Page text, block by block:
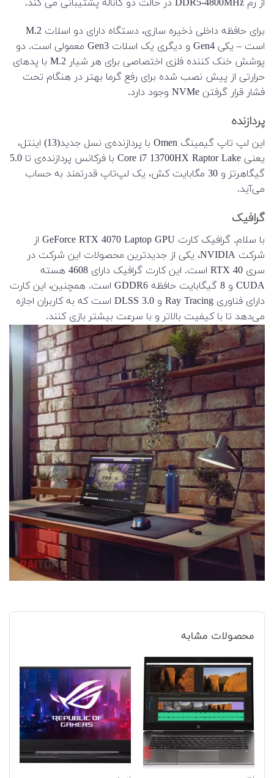
از رم DDR5-4800MHz در حالت دو کاناله پشتیبانی می کند.
برای حافظه داخلی ذخیره سازی، دستگاه دارای دو اسلات M.2
است – یکی Gen4 و دیگری یک اسلات Gen3 معمولی است. دو
پوشش خنک کننده فلزی اختصاصی برای هر شیار M.2 با پدهای
حرارتی از پیش نصب شده برای رفع گرما بهتر در هنگام تحت
فشار قرار گرفتن NVMe وجود دارد.
پردازنده
این لپ تاپ گیمینگ Omen با پردازنده‌‌ی نسل جدید(13) اینتل،
یعنی Core i7 13700HX Raptor Lake با فرکانس پردازنده‌ی تا 5.0
گیگاهرتز و 30 مگابایت کش، یک لپ‌‌تاپ قدرتمند به حساب
می‌آید.
گرافیک
با سلام. گرافیک کارت GeForce RTX 4070 Laptop GPU از
شرکت NVIDIA، یکی از جدیدترین محصولات این شرکت در
سری RTX 40 است. این کارت گرافیک دارای 4608 هسته
CUDA و 8 گیگابایت حافظه GDDR6 است. همچنین، این کارت
دارای فناوری Ray Tracing و DLSS 3.0 است که به کاربران اجازه
می‌دهد تا با کیفیت بالاتر و با سرعت بیشتر بازی کنند.
محصولات مشابه